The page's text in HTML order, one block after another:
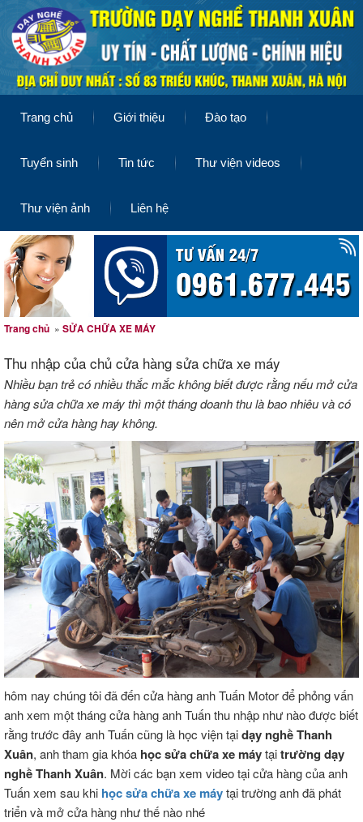
Trang chủ Giới thiệu Đào tạo
Tuyển sinh Tin tức Thư viện videos
Thư viện ảnh Liên hệ
Trang chủ » SỬA CHỮA XE MÁY
Thu nhập của chủ cửa hàng sửa chữa xe máy
Nhiều bạn trẻ có nhiều thắc mắc không biết được rằng nếu mở cửa
hàng sửa chữa xe máy thì một tháng doanh thu là bao nhiêu và có
nên mở cửa hàng hay không.
hôm nay chúng tôi đã đến cửa hàng anh Tuấn Motor để phỏng vấn
anh xem một tháng cửa hàng anh Tuấn thu nhập như nào được biết
rằng trước đây anh Tuấn cũng là học viện tạidạy nghề Thanh
Xuân, anh tham gia khóa học sửa chữa xe máytạitrường dạy
nghề Thanh Xuân. Mời các bạn xem video tại cửa hàng của anh
Tuấn xem sau khi học sửa chữa xe máytại trường anh đã phát
triển và mở cửa hàng như thế nào nhé